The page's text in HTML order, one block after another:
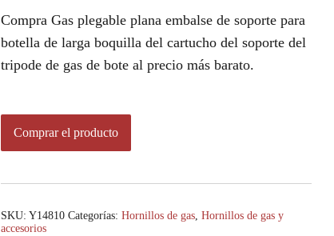
Compra Gas plegable plana embalse de soporte para
botella de larga boquilla del cartucho del soporte del
tripode de gas de bote al precio más barato.
Comprar el producto
SKU: Y14810 Categorías: Hornillos de gas, Hornillos de gas y
accesorios